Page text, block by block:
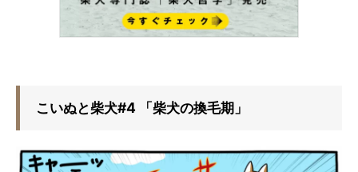
こいぬと柴犬#4 「柴犬の換毛期」